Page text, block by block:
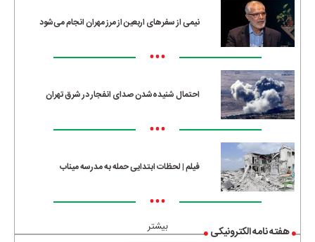
نیمی از سفرهای اربعین از مرز مهران انجام می‌شود
•••
احتمال شنیده‌شدن صدای انفجار در شرق تهران
•••
فیلم | لحظات ابتدایی حمله به مدرسه میناب
•••
بیشتر هفته نامه الکترونیکی